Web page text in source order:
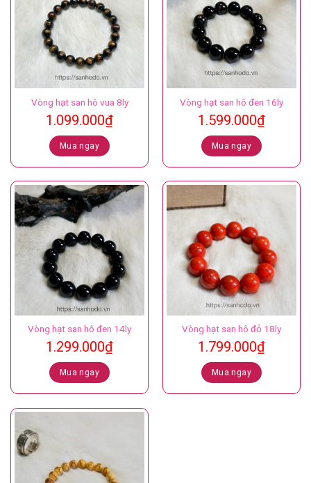
Vòng hạt san hô vua 8ly
1.099.000₫
Mua ngay
Vòng hạt san hô đen 16ly
1.599.000₫
Mua ngay
Vòng hạt san hô đen 14ly
1.299.000₫
Mua ngay
Vòng hạt san hô đỏ 18ly
1.799.000₫
Mua ngay